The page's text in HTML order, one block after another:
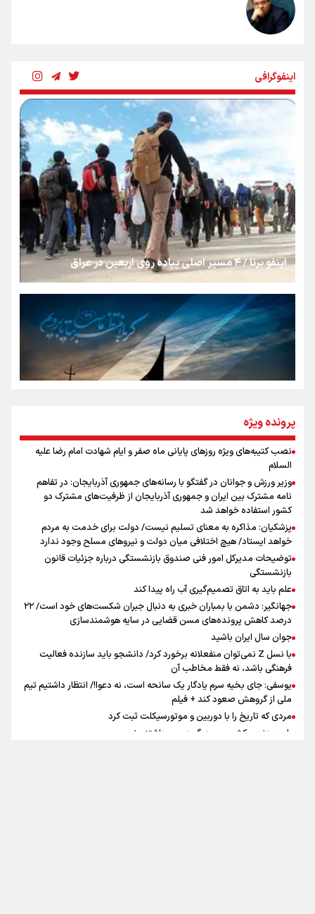
«هورامان»؛ میراثی که جهان را شیفته کرد
شکستگیِ بزرگ؛ روایتِ یک استخوان، یک نسل، یک توهم!
رسانه ملی و حق مردم برای شنیدن صدای رئیس‌جمهوری
روایت ایران از کنار مردم
از طلوع خیابان‌ها تا غروب اشک
سه حسرتی که به دلم ماند
مومنِ مقتدرِ مظلوم
اینفوگرافی
اینفو برنا / ۴ مسیر اصلی پیاده روی اربعین در عراق
اینفو برنا / توصیه‌هایی طلایی برای پیاده روی اربعین
اینفو برنا / جدول کامل فاصله مرز شلمچه تا شهرهای زیارتی
عراق
پرونده ویژه
نصب کتیبه‌های ویژه روزهای پایانی ماه صفر و ایام شهادت امام رضا علیه
السلام
وزیر ورزش و جوانان در گفتگو با رسانه‌های جمهوری آذربایجان: در تفاهم
نامه مشترک بین ایران و جمهوری آذربایجان از ظرفیت‌های مشترک دو
کشور استفاده خواهد شد
پزشکیان: مذاکره به معنای تسلیم نیست/ دولت برای خدمت به مردم
خواهد ایستاد/ هیچ اختلافی میان دولت و نیروهای مسلح وجود ندارد
توضیحات مدیرکل امور فنی صندوق بازنشستگی درباره جزئیات قانون
بازنشستگی
علم باید به اتاق تصمیم‌گیری آب راه پیدا کند
جهانگیر: دشمن با بمباران خبری به دنبال جبران شکست‌های خود است/ ۲۲
درصد کاهش پرونده‌های مسن قضایی در سایه هوشمندسازی
جوان سال ایران باشید
با نسل Z نمی‌توان منفعلانه برخورد کرد/ دانشجو باید سازنده فعالیت
فرهنگی باشد، نه فقط مخاطب آن
یوسفی: جای بخیه سرم یادگار یک سانحه است، نه دعوا!/ انتظار داشتیم تیم
ملی از گروهش صعود کند + فیلم
مردی که تاریخ را با دوربین و موتورسیکلت ثبت کرد
رابرت دنیرو: کشور من دیگر دوست‌داشتنی نیست